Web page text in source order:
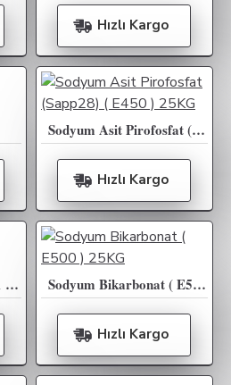
Hızlı Kargo
Sodyum Asit Pirofosfat (Sapp28) ( E450 ) 25KG
Hızlı Kargo
Sodyum Benzoat ( E211 ) - 25KG Sodyum Bikarbonat ( E500 ) 25KG
Hızlı Kargo